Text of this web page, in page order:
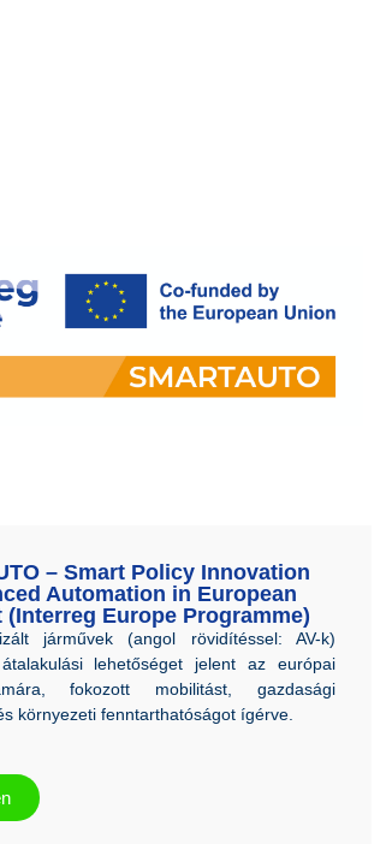
– Smart Policy Innovation
Automation in European
(Interreg Europe Programme)
járművek (angol rövidítéssel: AV-k)
lehetőséget jelent az európai
fokozott mobilitást, gazdasági
környezeti fenntarthatóságot ígérve.